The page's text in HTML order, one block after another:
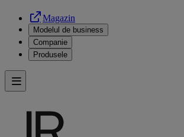
Magazin
Modelul de business
Companie
Produsele